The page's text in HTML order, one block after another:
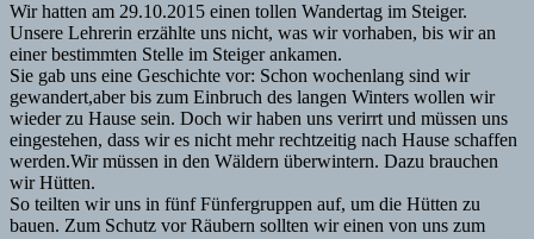
Wir hatten am 29.10.2015 einen tollen Wandertag im Steiger.
Unsere Lehrerin erzählte uns nicht, was wir vorhaben, bis wir an
einer bestimmten Stelle im Steiger ankamen.
Sie gab uns eine Geschichte vor: Schon wochenlang sind wir
gewandert,aber bis zum Einbruch des langen Winters wollen wir
wieder zu Hause sein. Doch wir haben uns verirrt und müssen uns
eingestehen, dass wir es nicht mehr rechtzeitig nach Hause schaffen
werden.Wir müssen in den Wäldern überwintern. Dazu brauchen
wir Hütten.
So teilten wir uns in fünf Fünfergruppen auf, um die Hütten zu
bauen. Zum Schutz vor Räubern sollten wir einen von uns zum